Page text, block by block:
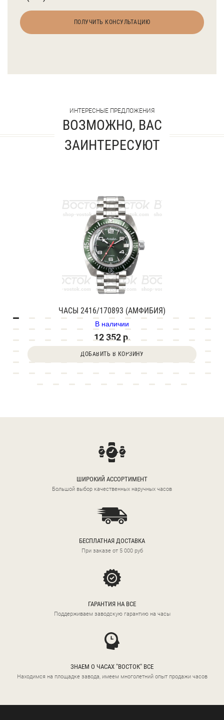
ПОЛУЧИТЬ КОНСУЛЬТАЦИЮ
ИНТЕРЕСНЫЕ ПРЕДЛОЖЕНИЯ
ВОЗМОЖНО, ВАС
ЗАИНТЕРЕСУЮТ
ЧАСЫ 2416/170893 (АМФИБИЯ)
В наличии
12 352 р.
ДОБАВИТЬ В КОРЗИНУ
ШИРОКИЙ АССОРТИМЕНТ
Большой выбор качественных наручных часов
БЕСПЛАТНАЯ ДОСТАВКА
При заказе от 5 000 руб
ГАРАНТИЯ НА ВСЕ
Поддерживаем заводскую гарантию на часы
ЗНАЕМ О ЧАСАХ "ВОСТОК" ВСЕ
Находимся на площадке завода, имеем многолетний опыт продажи часов